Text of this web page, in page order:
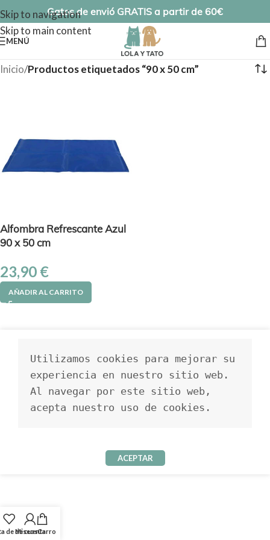
Skip to navigation
Skip to main content
Gatos de envió GRATIS a partir de 60€
MENÚ
Inicio/Productos etiquetados “90 x 50 cm”
Alfombra Refrescante Azul
90 x 50 cm
23,90 €
AÑADIR AL CARRITO
de deseos
Mi cuentaCarro
Utilizamos cookies para mejorar su
experiencia en nuestro sitio web.
Al navegar por este sitio web,
acepta nuestro uso de cookies.
ACEPTAR